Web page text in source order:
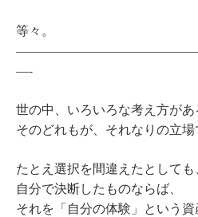
等々。
—-
世の中、いろいろな考え方があ
そのどれもが、それなりの立場
たとえ選択を間違えたとしても
自分で決断したものならば、
それを「自分の体験」という資